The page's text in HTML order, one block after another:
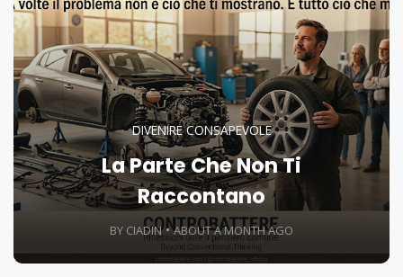
DIVENIRE CONSAPEVOLE
La Parte Che Non Ti
Raccontano
BY CIADIN ABOUT A MONTH AGO